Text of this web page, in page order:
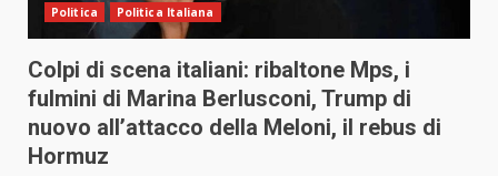
Politica Politica Italiana
Colpi di scena italiani: ribaltone Mps, i
fulmini di Marina Berlusconi, Trump di
nuovo all’attacco della Meloni, il rebus di
Hormuz